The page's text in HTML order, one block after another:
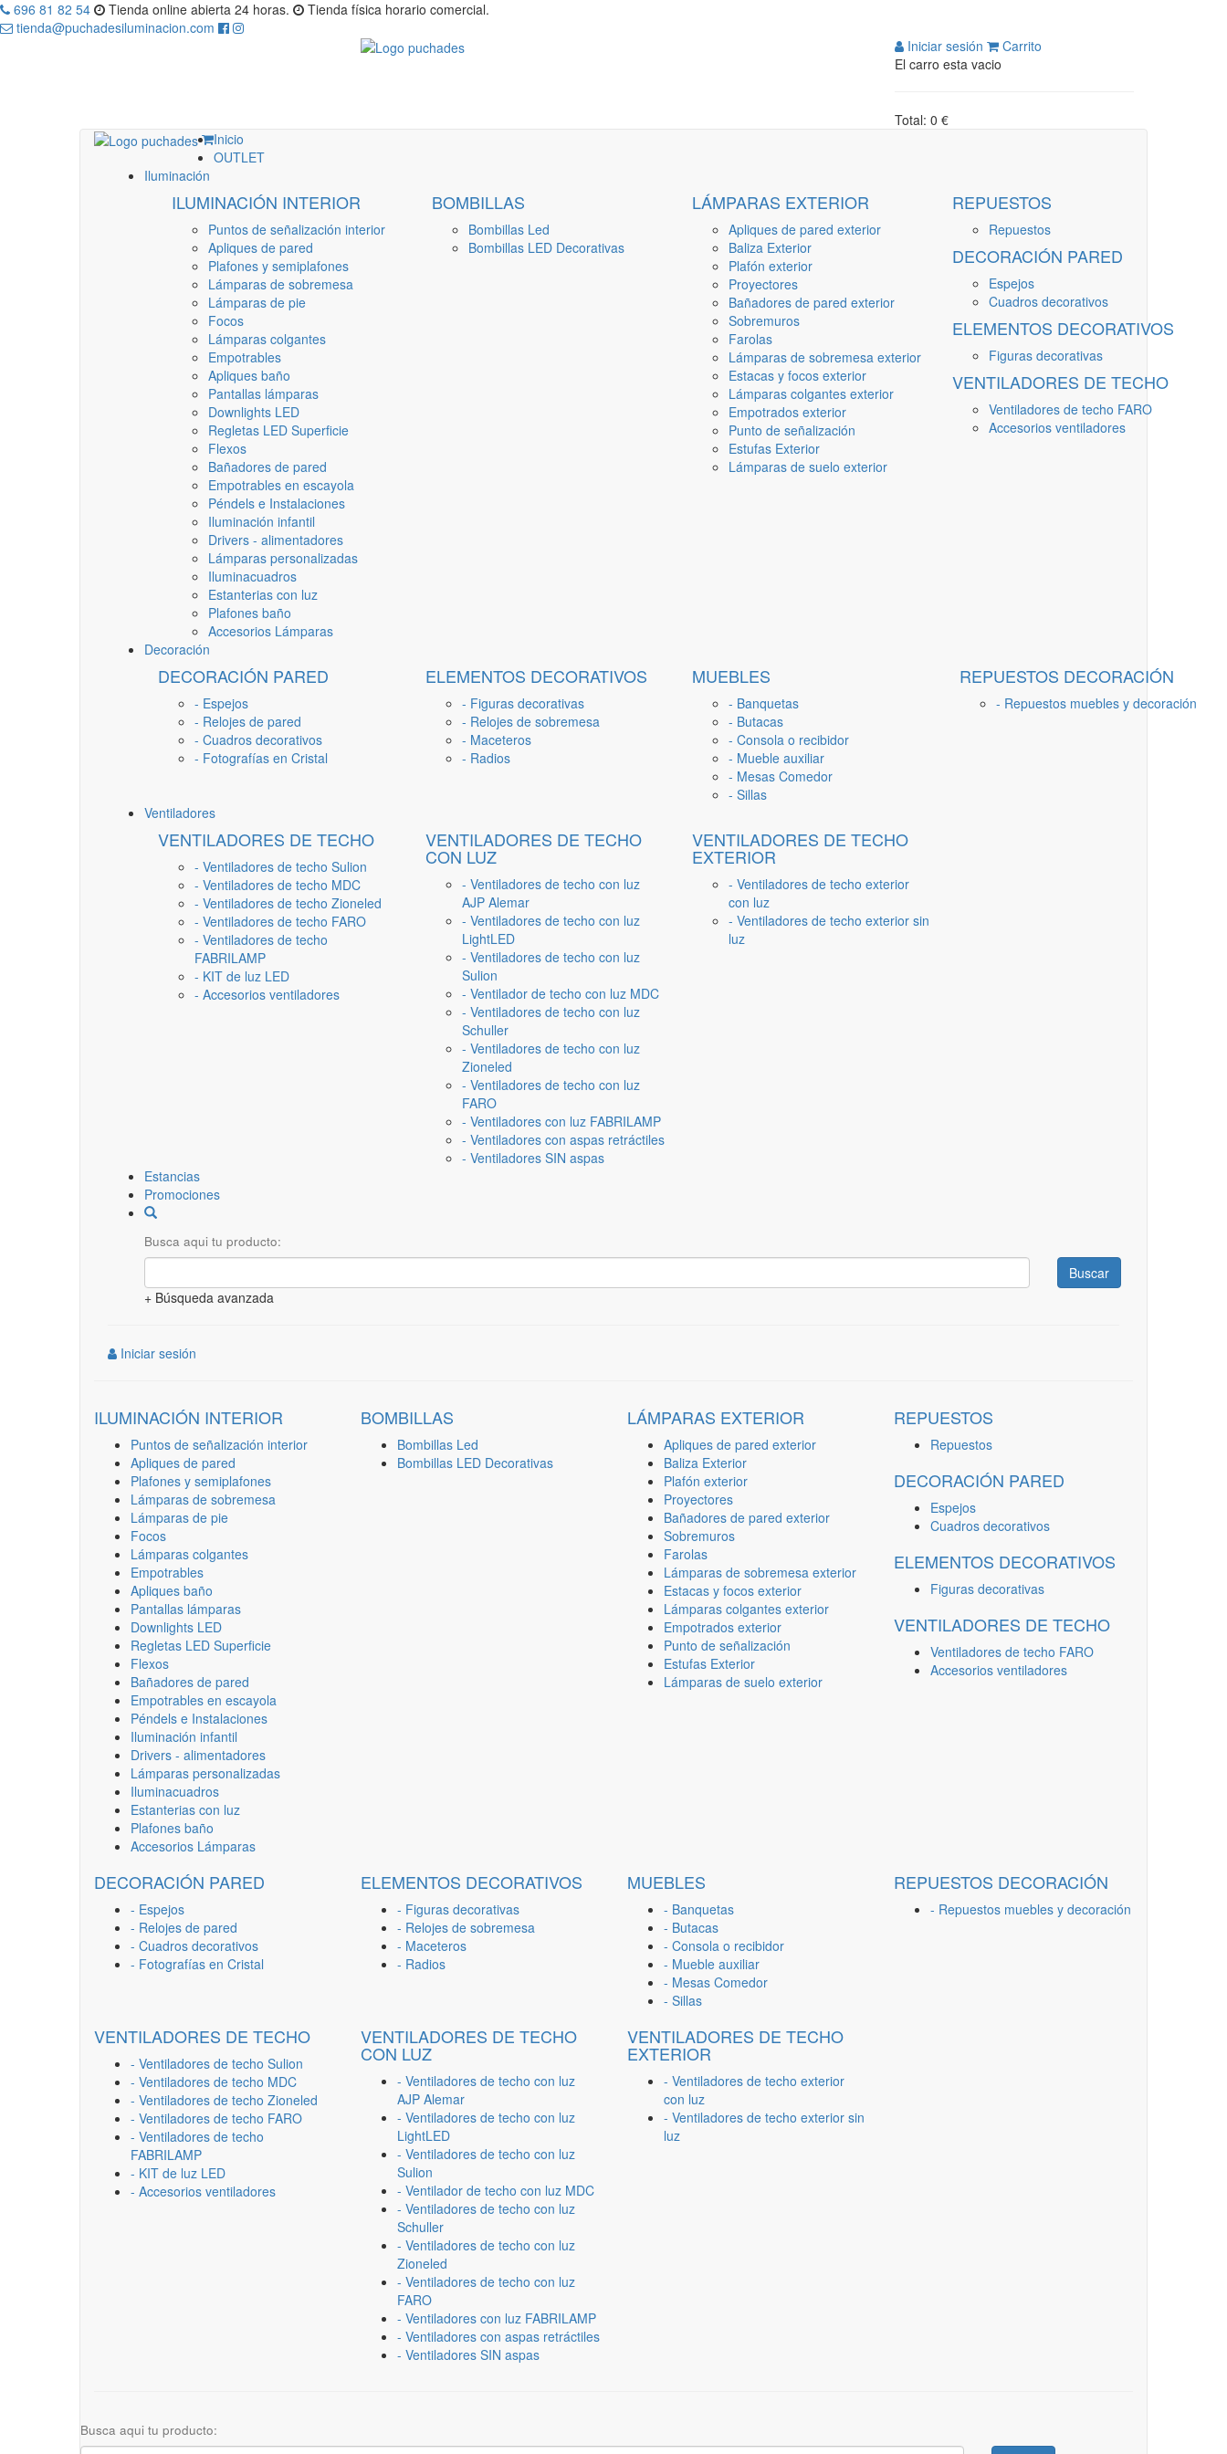
696 81 82 54 Tienda online abierta 24 horas.
Tienda física horario comercial.
tienda@puchadesiluminacion.com
Iniciar sesión
Carrito
El carro esta vacio
Total: 0 €
Inicio
OUTLET
Iluminación
ILUMINACIÓN INTERIOR
Puntos de señalización interior
Apliques de pared
Plafones y semiplafones
Lámparas de sobremesa
Lámparas de pie
Focos
Lámparas colgantes
Empotrables
Apliques baño
Pantallas lámparas
Downlights LED
Regletas LED Superficie
Flexos
Bañadores de pared
Empotrables en escayola
Péndels e Instalaciones
Iluminación infantil
Drivers - alimentadores
Lámparas personalizadas
Iluminacuadros
Estanterias con luz
Plafones baño
Accesorios Lámparas
BOMBILLAS
Bombillas Led
Bombillas LED Decorativas
LÁMPARAS EXTERIOR
Apliques de pared exterior
Baliza Exterior
Plafón exterior
Proyectores
Bañadores de pared exterior
Sobremuros
Farolas
Lámparas de sobremesa exterior
Estacas y focos exterior
Lámparas colgantes exterior
Empotrados exterior
Punto de señalización
Estufas Exterior
Lámparas de suelo exterior
REPUESTOS
Repuestos
DECORACIÓN PARED
Espejos
Cuadros decorativos
ELEMENTOS DECORATIVOS
Figuras decorativas
VENTILADORES DE TECHO
Ventiladores de techo FARO
Accesorios ventiladores
Decoración
DECORACIÓN PARED
- Espejos
- Relojes de pared
- Cuadros decorativos
- Fotografías en Cristal
ELEMENTOS DECORATIVOS
- Figuras decorativas
- Relojes de sobremesa
- Maceteros
- Radios
MUEBLES
- Banquetas
- Butacas
- Consola o recibidor
- Mueble auxiliar
- Mesas Comedor
- Sillas
REPUESTOS DECORACIÓN
- Repuestos muebles y decoración
Ventiladores
VENTILADORES DE TECHO
- Ventiladores de techo Sulion
- Ventiladores de techo MDC
- Ventiladores de techo Zioneled
- Ventiladores de techo FARO
- Ventiladores de techo
FABRILAMP
- KIT de luz LED
- Accesorios ventiladores
VENTILADORES DE TECHO
CON LUZ
- Ventiladores de techo con luz
AJP Alemar
- Ventiladores de techo con luz
LightLED
- Ventiladores de techo con luz
Sulion
- Ventilador de techo con luz MDC
- Ventiladores de techo con luz
Schuller
- Ventiladores de techo con luz
Zioneled
- Ventiladores de techo con luz
FARO
- Ventiladores con luz FABRILAMP
- Ventiladores con aspas retráctiles
- Ventiladores SIN aspas
VENTILADORES DE TECHO
EXTERIOR
- Ventiladores de techo exterior
con luz
- Ventiladores de techo exterior sin
luz
Estancias
Promociones
Busca aqui tu producto:
Buscar
+ Búsqueda avanzada
Iniciar sesión
ILUMINACIÓN INTERIOR
Puntos de señalización interior
Apliques de pared
Plafones y semiplafones
Lámparas de sobremesa
Lámparas de pie
Focos
Lámparas colgantes
Empotrables
Apliques baño
Pantallas lámparas
Downlights LED
Regletas LED Superficie
Flexos
Bañadores de pared
Empotrables en escayola
Péndels e Instalaciones
Iluminación infantil
Drivers - alimentadores
Lámparas personalizadas
Iluminacuadros
Estanterias con luz
Plafones baño
Accesorios Lámparas
BOMBILLAS
Bombillas Led
Bombillas LED Decorativas
LÁMPARAS EXTERIOR
Apliques de pared exterior
Baliza Exterior
Plafón exterior
Proyectores
Bañadores de pared exterior
Sobremuros
Farolas
Lámparas de sobremesa exterior
Estacas y focos exterior
Lámparas colgantes exterior
Empotrados exterior
Punto de señalización
Estufas Exterior
Lámparas de suelo exterior
REPUESTOS
Repuestos
DECORACIÓN PARED
Espejos
Cuadros decorativos
ELEMENTOS DECORATIVOS
Figuras decorativas
VENTILADORES DE TECHO
Ventiladores de techo FARO
Accesorios ventiladores
DECORACIÓN PARED
- Espejos
- Relojes de pared
- Cuadros decorativos
- Fotografías en Cristal
ELEMENTOS DECORATIVOS
- Figuras decorativas
- Relojes de sobremesa
- Maceteros
- Radios
MUEBLES
- Banquetas
- Butacas
- Consola o recibidor
- Mueble auxiliar
- Mesas Comedor
- Sillas
REPUESTOS DECORACIÓN
- Repuestos muebles y decoración
VENTILADORES DE TECHO
- Ventiladores de techo Sulion
- Ventiladores de techo MDC
- Ventiladores de techo Zioneled
- Ventiladores de techo FARO
- Ventiladores de techo
FABRILAMP
- KIT de luz LED
- Accesorios ventiladores
VENTILADORES DE TECHO
CON LUZ
- Ventiladores de techo con luz
AJP Alemar
- Ventiladores de techo con luz
LightLED
- Ventiladores de techo con luz
Sulion
- Ventilador de techo con luz MDC
- Ventiladores de techo con luz
Schuller
- Ventiladores de techo con luz
Zioneled
- Ventiladores de techo con luz
FARO
- Ventiladores con luz FABRILAMP
- Ventiladores con aspas retráctiles
- Ventiladores SIN aspas
VENTILADORES DE TECHO
EXTERIOR
- Ventiladores de techo exterior
con luz
- Ventiladores de techo exterior sin
luz
Busca aqui tu producto: